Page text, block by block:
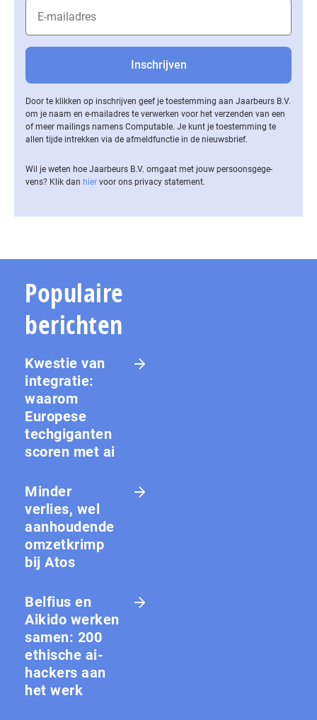
Door te klikken op inschrijven geef je toestemming aan Jaarbeurs B.V.
om je naam en e-mailadres te verwerken voor het verzenden van een
of meer mailings namens Computable. Je kunt je toestemming te
allen tijde intrekken via de af­meld­func­tie in de nieuwsbrief.
Wil je weten hoe Jaarbeurs B.V. omgaat met jouw per­soons­ge­ge­
vens? Klik dan hier voor ons privacy statement.
Populaire
berichten
Kwestie van
integratie:
waarom
Europese
techgiganten
scoren met ai
Minder
verlies, wel
aanhoudende
omzetkrimp
bij Atos
Belfius en
Aikido werken
samen: 200
ethische ai-
hackers aan
het werk